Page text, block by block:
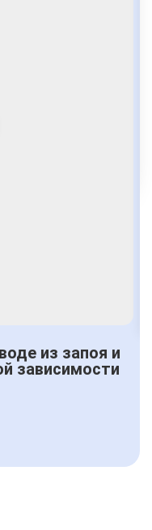
из запоя и
зависимости